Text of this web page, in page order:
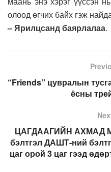
олоод өгчих байх гэж
– Ярилцсанд баярлалаа.
“Friends” цувралын
ёсны
ЦАГДААГИЙН АХМАД
бэлтгэл ДАШТ-ний
цаг орой 3 цаг гээд